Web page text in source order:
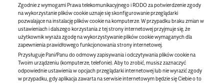
Zgodnie z wymogami Prawa telekomunikacyjnego i RODO za potwierdzenie zgody
na wykorzystanie plików cookie uznaje się skonfigurowanie przeglądarki
pozwalające na instalację plików cookie na komputerze. W przypadku braku zmian w
ustawieniach i dalszego korzystania z tej strony internetowej przyjmuje się, że
użytkownik wyraża zgodę na wykorzystywanie plików cookie wymaganych dla
zapewnienia prawidłowego funkcjonowania strony internetowej.
Przysługuje Pani/Panu do odmowy zapisywania i odczytywania plików cookie na
Twoim urządzeniu (komputerze, telefonie). Aby to zrobić, musisz zaznaczyć
odpowiednie ustawienia w opcjach przeglądarki internetowej lub nie wyrazić zgody
w przypadku, gdy aplikacja zawarta na serwisie internetowym będzie się Ciebie o to